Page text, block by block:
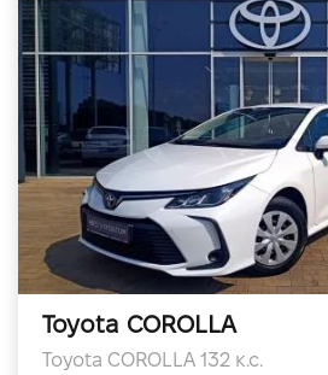
Toyota COROLLA
Toyota COROLLA 132 к.с.